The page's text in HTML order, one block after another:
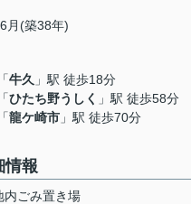
月(築38年)
「牛久 」駅 徒歩18分
「ひたち野うしく 」駅 徒歩58分
「龍ケ崎市 」駅 徒歩70分
情報
内ごみ置き場